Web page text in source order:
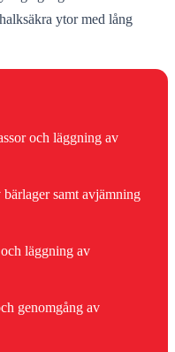
ytor med lång
och läggning av
samt avjämning
läggning av
genomgång av